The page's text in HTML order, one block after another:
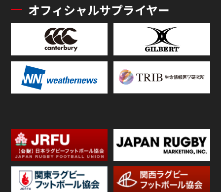
オフィシャルサプライヤー